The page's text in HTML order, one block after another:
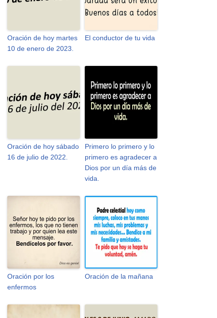
Oración de hoy martes
10 de enero de 2023.
El conductor de tu vida
Oración de hoy sábado
16 de julio de 2022.
Primero lo primero y lo
primero es agradecer a
Dios por un día más de
vida.
Oración por los
enfermos
Oración de la mañana